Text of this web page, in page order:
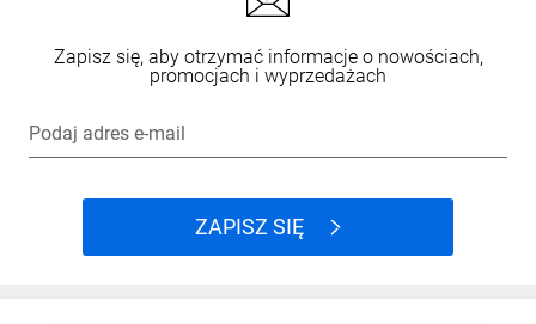
Zapisz się, aby otrzymać informacje o nowościach,
promocjach i wyprzedażach
Podaj adres e-mail
ZAPISZ SIĘ